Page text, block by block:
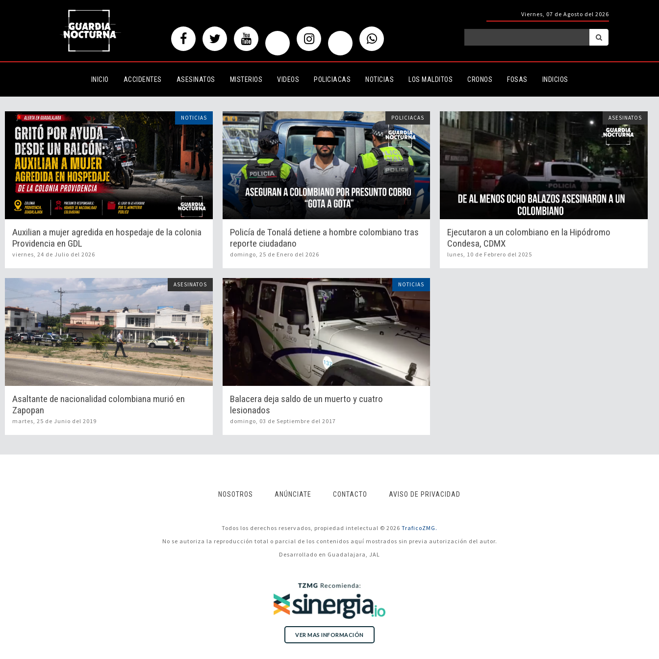
Viernes, 07 de Agosto del 2026
INICIO ACCIDENTES ASESINATOS MISTERIOS VIDEOS POLICIACAS NOTICIAS LOS MALDITOS CRONOS FOSAS INDICIOS
NOTICIAS
Auxilian a mujer agredida en hospedaje de la colonia
Providencia en GDL
viernes, 24 de Julio del 2026
POLICIACAS
Policía de Tonalá detiene a hombre colombiano tras
reporte ciudadano
domingo, 25 de Enero del 2026
ASESINATOS
Ejecutaron a un colombiano en la Hipódromo
Condesa, CDMX
lunes, 10 de Febrero del 2025
ASESINATOS
Asaltante de nacionalidad colombiana murió en
Zapopan
martes, 25 de Junio del 2019
NOTICIAS
Balacera deja saldo de un muerto y cuatro
lesionados
domingo, 03 de Septiembre del 2017
NOSOTROS ANÚNCIATE CONTACTO AVISO DE PRIVACIDAD
Todos los derechos reservados, propiedad intelectual © 2026 TraficoZMG.
No se autoriza la reproducción total o parcial de los contenidos aquí mostrados sin previa autorización del autor.
Desarrollado en Guadalajara, JAL
VER MAS INFORMACIÓN